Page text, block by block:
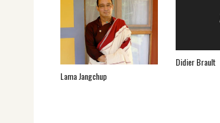
Lama Jangchup
Didier Brault